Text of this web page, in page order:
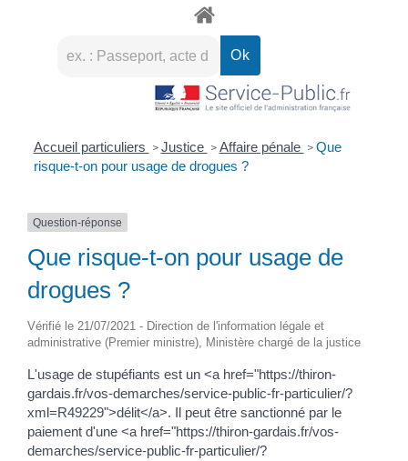
Accueil particuliers > Justice > Affaire pénale > Que
risque-t-on pour usage de drogues ?
Question-réponse
Que risque-t-on pour usage de
drogues ?
Vérifié le 21/07/2021 - Direction de l'information légale et
administrative (Premier ministre), Ministère chargé de la justice
L'usage de stupéfiants est un <a href="https://thiron-
gardais.fr/vos-demarches/service-public-fr-particulier/?
xml=R49229">délit</a>. Il peut être sanctionné par le
paiement d'une <a href="https://thiron-gardais.fr/vos-
demarches/service-public-fr-particulier/?